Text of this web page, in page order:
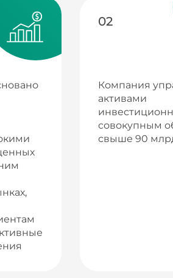
02
активами
совокупным
свыше 90